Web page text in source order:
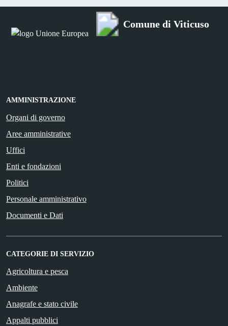
Comune di Viticuso
AMMINISTRAZIONE
Organi di governo
Aree amministrative
Uffici
Enti e fondazioni
Politici
Personale amministrativo
Documenti e Dati
CATEGORIE DI SERVIZIO
Agricoltura e pesca
Ambiente
Anagrafe e stato civile
Appalti pubblici